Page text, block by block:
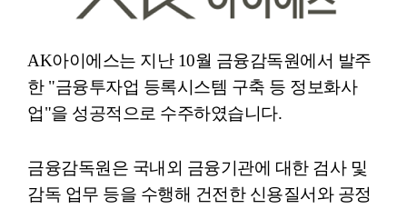
AK아이에스는 지난10월 금융감독원에서 발주
한"금융투자업 등록시스템 구축 등 정보화사
업"을 성공적으로 수주하였습니다.
금융감독원은 국내외 금융기관에 대한 검사 및
감독 업무 등을 수행해 건전한 신용질서와 공정